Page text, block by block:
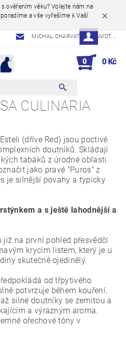
ověřením věku? Volejte nám na
a vše vyřešíme k Vaší
MICHAL.CHARVAT@DELAMOT.CZ
0 0 Kč
CULINARIA
(dříve Red) jsou poctivé
doutníků. Skládají
tabáků z úrodné oblasti
jako pravé "Puros" z
je silnější povahy a typicky
a s ještě lahodnější a
již na první pohled přesvědčí
krycím listem, který je u
skutečně ojedinělý.
od třpytivého
potvrzuje během kouření.
silné doutníky se zemitou a
a výrazným aroma.
ořechové tóny v